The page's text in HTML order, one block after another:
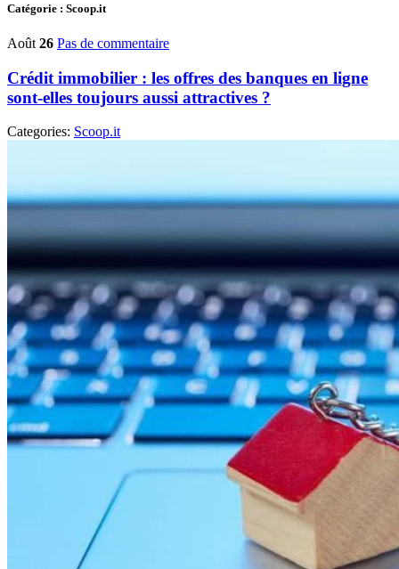
Catégorie : Scoop.it
Août 26 Pas de commentaire
Crédit immobilier : les offres des banques en ligne
sont-elles toujours aussi attractives ?
Categories: Scoop.it